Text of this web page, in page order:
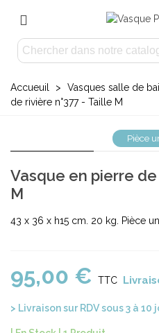
Accueuil > Vasques salle de
de rivière n°377 - Taille M
Pièce
Vasque en pierre de
M
43 x 36 x h15 cm. 20 kg. Pièce
95,00 € TTC
> Livraison sur RDV sous 3 à 10